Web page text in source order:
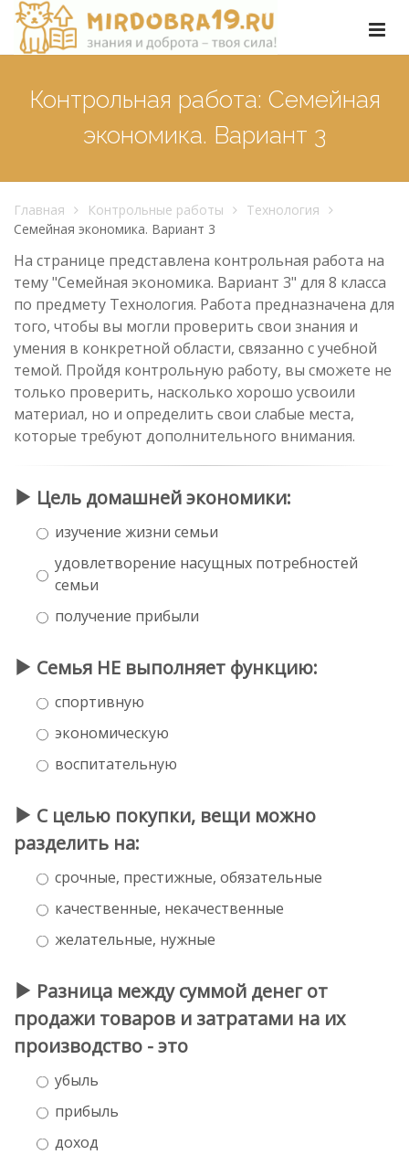
Контрольная работа: Семейная
экономика. Вариант 3
Главная Контрольные работы
Технология
Семейная экономика. Вариант 3
На странице представлена контрольная работа на
тему "Семейная экономика. Вариант 3" для 8 класса
по предмету Технология. Работа предназначена для
того, чтобы вы могли проверить свои знания и
умения в конкретной области, связанно с учебной
темой. Пройдя контрольную работу, вы сможете не
только проверить, насколько хорошо усвоили
материал, но и определить свои слабые места,
которые требуют дополнительного внимания.
Цель домашней экономики:
изучение жизни семьи
удовлетворение насущных потребностей
семьи
получение прибыли
Семья НЕ выполняет функцию:
спортивную
экономическую
воспитательную
С целью покупки, вещи можно
разделить на:
срочные, престижные, обязательные
качественные, некачественные
желательные, нужные
Разница между суммой денег от
продажи товаров и затратами на их
производство - это
убыль
прибыль
доход